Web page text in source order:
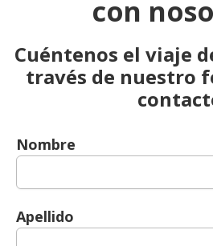
con
Cuéntenos el viaje
través de nuestro
Nombre
Apellido